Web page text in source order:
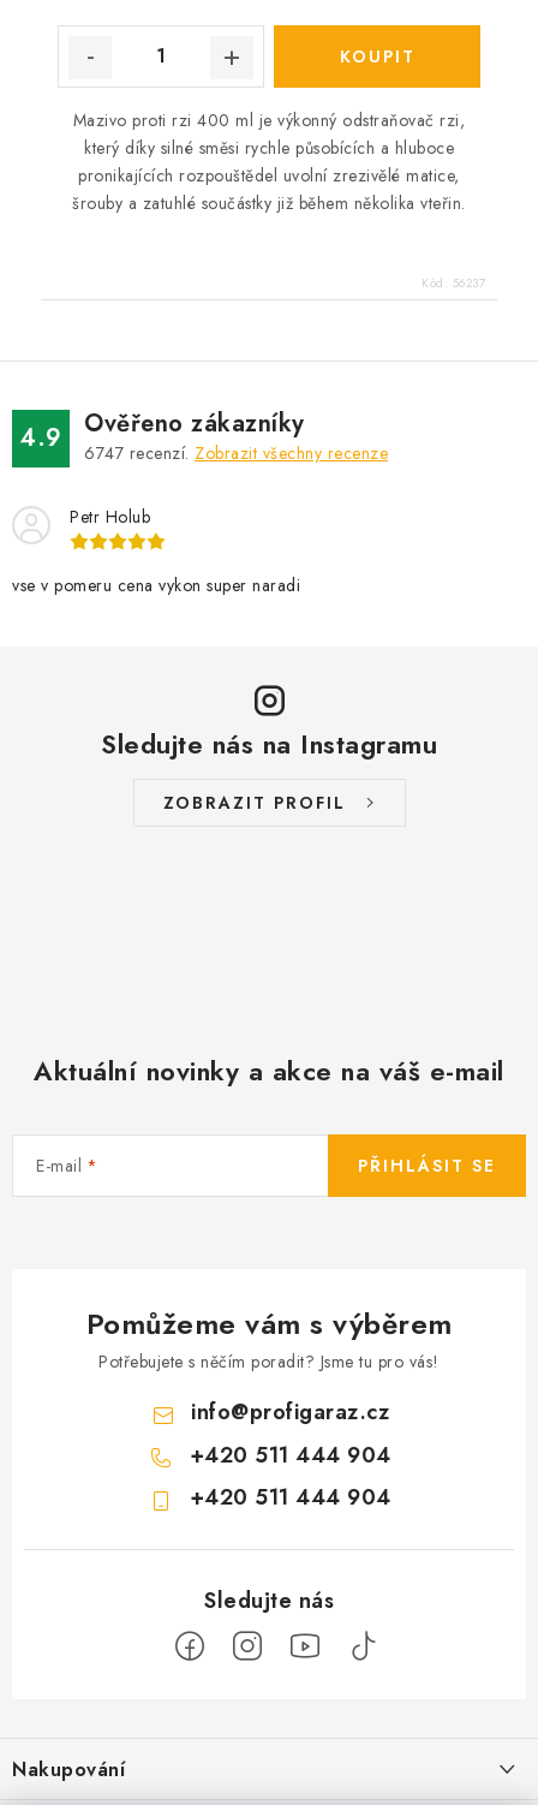
Mazivo proti rzi 400 ml je výkonný odstraňovač rzi,
který díky silné směsi rychle působících a hluboce
pronikajících rozpouštědel uvolní zrezivělé matice,
šrouby a zatuhlé součástky již během několika vteřin.
Kód: 56237
4.9 Ověřeno zákazníky
6747 recenzí. Zobrazit všechny recenze
Petr Holub
vse v pomeru cena vykon super naradi
Sledujte nás na Instagramu
ZOBRAZIT PROFIL
Aktuální novinky a akce na váš e-mail
E-mail PŘIHLÁSIT SE
Pomůžeme vám s výběrem
Potřebujete s něčím poradit? Jsme tu pro vás!
info@profigaraz.cz
+420 511 444 904
+420 511 444 904
pNakupování